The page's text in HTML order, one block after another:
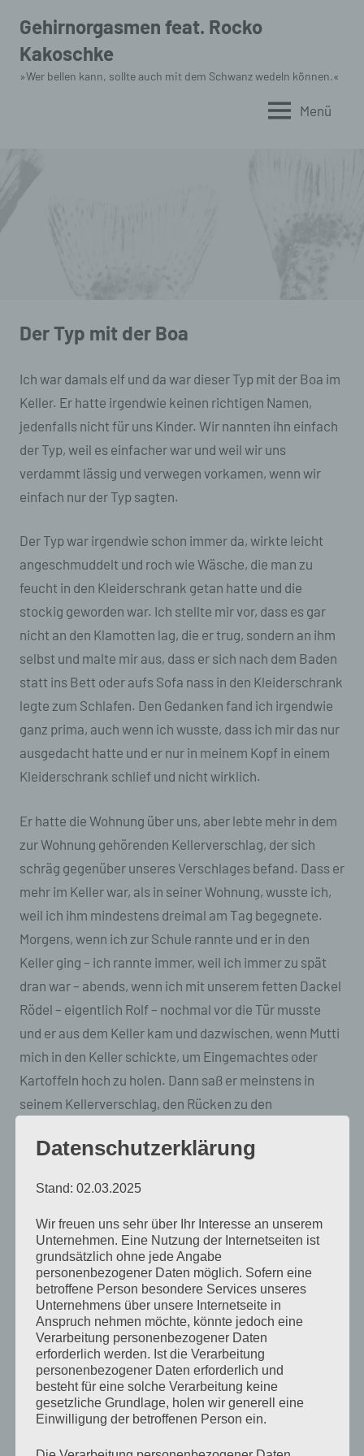
Inhalt
springen
Gehirnorgasmen feat. Rocko
Kakoschke
»Wer bellen kann, sollte auch mit dem Schwanz wedeln können.«
Menü
Der Typ mit der Boa
Ich war damals elf und da war dieser Typ mit der Boa im
Keller. Er hatte irgendwie keinen richtigen Namen,
jedenfalls nicht für uns Kinder. Wir nannten ihn einfach
der Typ, weil es einfacher war und weil wir uns
verdammt lässig und verwegen vorkamen, wenn wir
einfach nur der Typ sagten.
Der Typ war irgendwie schon immer da, wirkte leicht
angeschmuddelt und roch wie Wäsche, die man zu
feucht in den Kleiderschrank getan hatte und die
stockig geworden war. Ich stellte mir vor, dass es gar
nicht an den Klamotten lag, die er trug, sondern an ihm
selbst und malte mir aus, dass er sich nach dem Baden
statt ins Bett oder aufs Sofa nass in den Kleiderschrank
legte zum Schlafen. Den Gedanken fand ich irgendwie
ganz prima, auch wenn ich wusste, dass ich mir das nur
ausgedacht hatte und er nur in meinem Kopf in einem
Kleiderschrank schlief und nicht wirklich.
Er hatte die Wohnung über uns, aber lebte mehr in dem
zur Wohnung gehörenden Kellerverschlag, der sich
schräg gegenüber unseres Verschlages befand. Dass er
mehr im Keller war, als in seiner Wohnung, wusste ich,
weil ich ihm mindestens dreimal am Tag begegnete.
Morgens, wenn ich zur Schule rannte und er in den
Keller ging – ich rannte immer, weil ich immer zu spät
dran war – abends, wenn ich mit unserem fetten Dackel
Rödel – eigentlich Rolf – nochmal vor die Tür musste
und er aus dem Keller kam und dazwischen, wenn Mutti
mich in den Keller schickte, um Eingemachtes oder
Kartoffeln hoch zu holen. Dann saß er meinstens in
seinem Kellerverschlag, den Rücken zu den
aber den Keller eher aussehen ließen, wie einen
beschäftigten Eindruck.
Er nickte bei jeder Begegnung immer ausdruckslos,
sagte aber nie etwas. Selbst im Keller, schielte er über
seine linke Schulter hinweg durch die Sperrholzbretter,
warf mir einen kaum merklichen Blick zu, wenn er mich
hörte und nickte. Es hatte etwas von Verschwörung, als
teilten er und ich ein Geheimnis, etwas von dem nur wir
beide wussten und das seinerseits mit einem
verschwörerischen Nicken regelmäßig besiegelt
wurde. Allerdings machte er es auch bei anderen
Datenschutzerklärung
Stand: 02.03.2025
Wir freuen uns sehr über Ihr Interesse an unserem
Unternehmen. Eine Nutzung der Internetseiten ist
grundsätzlich ohne jede Angabe
personenbezogener Daten möglich. Sofern eine
betroffene Person besondere Services unseres
Unternehmens über unsere Internetseite in
Anspruch nehmen möchte, könnte jedoch eine
Verarbeitung personenbezogener Daten
erforderlich werden. Ist die Verarbeitung
personenbezogener Daten erforderlich und
besteht für eine solche Verarbeitung keine
gesetzliche Grundlage, holen wir generell eine
Einwilligung der betroffenen Person ein.